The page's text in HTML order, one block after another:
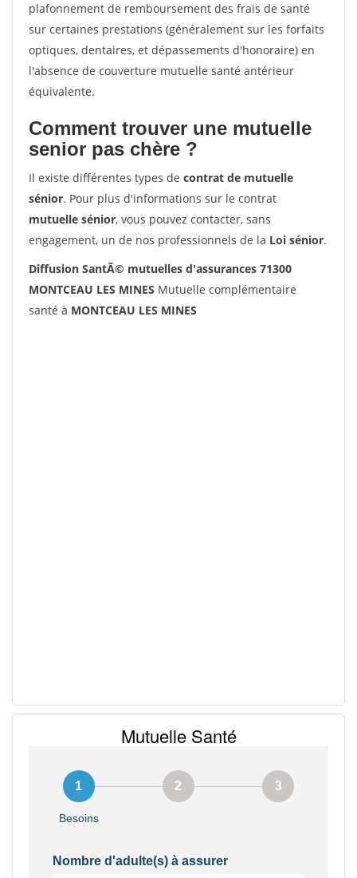
plafonnement de remboursement des frais de santé
sur certaines prestations (généralement sur les forfaits
optiques, dentaires, et dépassements d'honoraire) en
l'absence de couverture mutuelle santé antérieur
équivalente.
Comment trouver une mutuelle
senior pas chère ?
Il existe différentes types de contrat de mutuelle
sénior. Pour plus d'informations sur le contrat
mutuelle sénior, vous pouvez contacter, sans
engagement, un de nos professionnels de la Loi sénior.
Diffusion SantÃ© mutuelles d'assurances 71300
MONTCEAU LES MINES Mutuelle complémentaire
santé à MONTCEAU LES MINES